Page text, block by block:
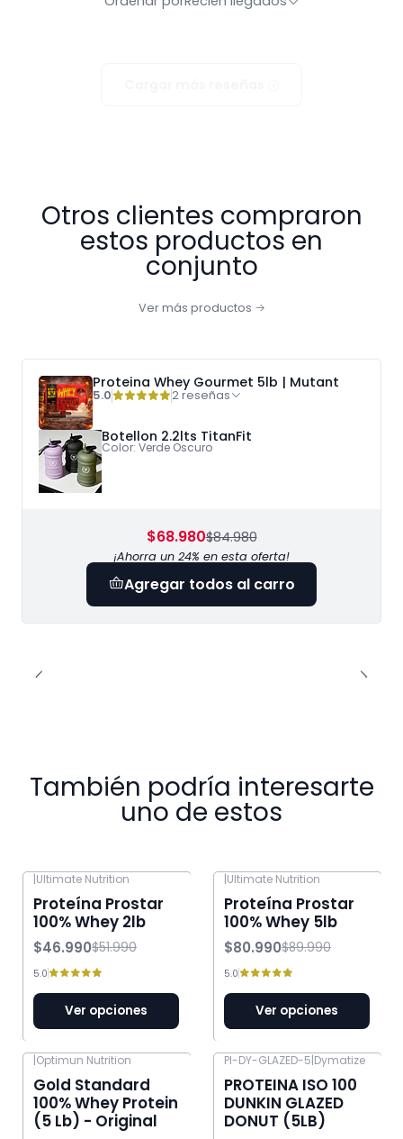
Otros clientes compraron
estos productos en
conjunto
Ver más productos
Proteina Whey Gourmet 5lb | Mutant
5.0 2 reseñas
Botellon 2.2lts TitanFit
Color: Verde Oscuro
$68.980$84.980
¡Ahorra un 24% en esta oferta!
Agregar todos al carro
También podría interesarte
uno de estos
|Ultimate Nutrition
Proteína Prostar
100% Whey 2lb
$46.990$51.990
5.0
Ver opciones
|Ultimate Nutrition
Proteína Prostar
100% Whey 5lb
$80.990$89.990
5.0
Ver opciones
|Optimun Nutrition
Gold Standard
100% Whey Protein
(5 Lb) - Original
PI-DY-GLAZED-5|Dymatize
PROTEINA ISO 100
DUNKIN GLAZED
DONUT (5LB)